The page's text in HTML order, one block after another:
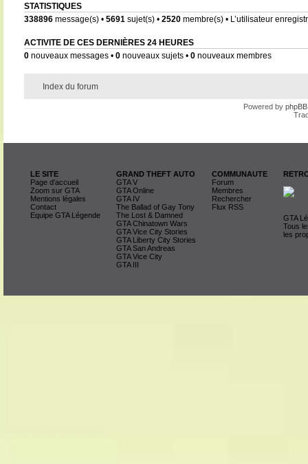
STATISTIQUES
338896message(s) • 5691sujet(s) • 2520membre(s) • L’utilisateur
ACTIVITE DE CES DERNIÈRES 24 HEURES
0nouveaux messages • 0nouveaux sujets • 0nouveaux membres
Index du forum
Powered by phpBB
LE SITE
Page d'accueil
Zoom sur GTA
Mentions légales
Contact
Equipe GTA Légende
GRAND THEFT AUTO
GTA V
GTA Online
GTA IV
The Ballad of Gay Tony
The Lost & Damned
GTA Chinatown Wars
GTA Vice City Stories
GTA Liberty City Stories
GTA San Andreas
GTA Vice City
GTA III
COMMUNAUTE
Forum
Membres
Rechercher
Flux RSS
GTA
Tous
les